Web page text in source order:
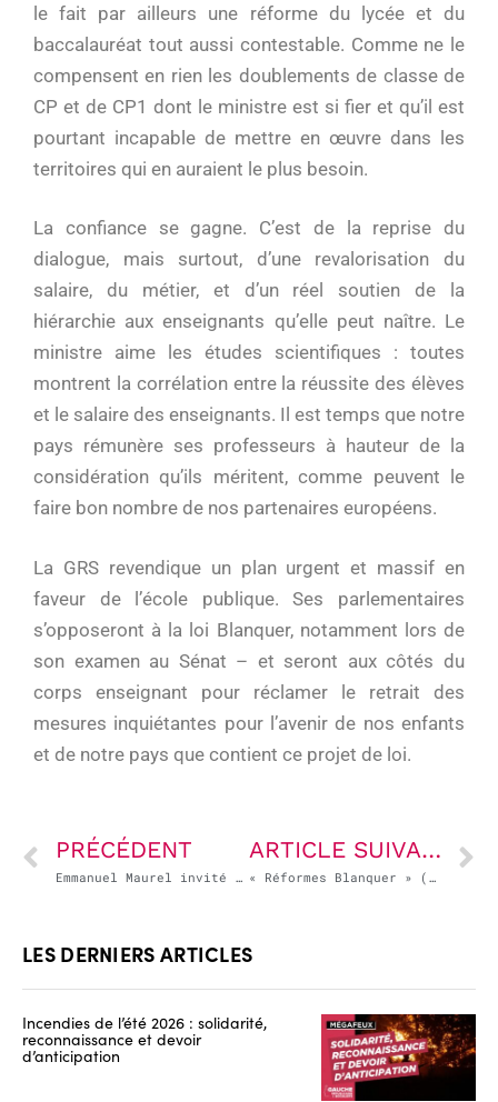
le fait par ailleurs une réforme du lycée et du
baccalauréat tout aussi contestable. Comme ne le
compensent en rien les doublements de classe de
CP et de CP1 dont le ministre est si fier et qu’il est
pourtant incapable de mettre en œuvre dans les
territoires qui en auraient le plus besoin.
La confiance se gagne. C’est de la reprise du
dialogue, mais surtout, d’une revalorisation du
salaire, du métier, et d’un réel soutien de la
hiérarchie aux enseignants qu’elle peut naître. Le
ministre aime les études scientifiques : toutes
montrent la corrélation entre la réussite des élèves
et le salaire des enseignants. Il est temps que notre
pays rémunère ses professeurs à hauteur de la
considération qu’ils méritent, comme peuvent le
faire bon nombre de nos partenaires européens.
La GRS revendique un plan urgent et massif en
faveur de l’école publique. Ses parlementaires
s’opposeront à la loi Blanquer, notamment lors de
son examen au Sénat – et seront aux côtés du
corps enseignant pour réclamer le retrait des
mesures inquiétantes pour l’avenir de nos enfants
et de notre pays que contient ce projet de loi.
PRÉCÉDENT
Emmanuel Maurel invité du Talk Le Figaro
ARTICLE SUIVANT
« Réformes Blanquer » (1) : Une réforme du lycée incomplète, préjudiciable à la qualité de l’enseignement et menée sans aucune concertation
LES DERNIERS ARTICLES
Incendies de l’été 2026 : solidarité,
reconnaissance et devoir
d’anticipation